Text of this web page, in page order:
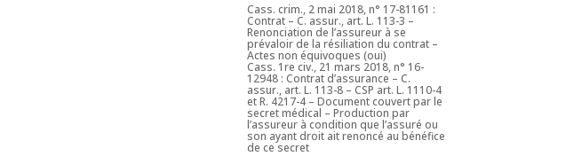
Cass. crim., 2 mai 2018, n° 17-81161 :
Contrat – C. assur., art. L. 113-3 –
Renonciation de l’assureur à se
prévaloir de la résiliation du contrat –
Actes non équivoques (oui)
Cass. 1re civ., 21 mars 2018, n° 16-
12948 : Contrat d’assurance – C.
assur., art. L. 113-8 – CSP art. L. 1110-4
et R. 4217-4 – Document couvert par le
secret médical – Production par
l’assureur à condition que l’assuré ou
son ayant droit ait renoncé au bénéfice
de ce secret